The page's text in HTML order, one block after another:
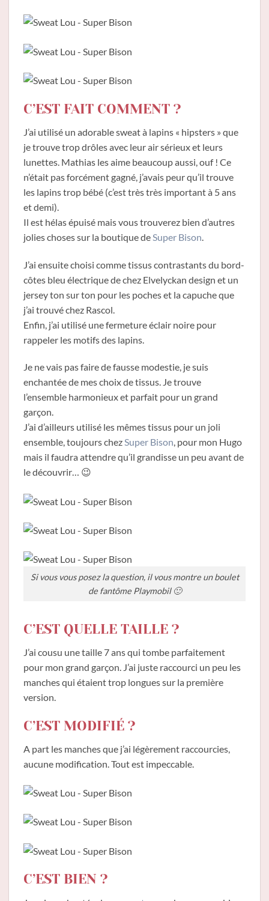
C’EST FAIT COMMENT ?
J’ai utilisé un adorable sweat à lapins « hipsters » que
je trouve trop drôles avec leur air sérieux et leurs
lunettes. Mathias les aime beaucoup aussi, ouf ! Ce
n’était pas forcément gagné, j’avais peur qu’il trouve
les lapins trop bébé (c’est très très important à 5 ans
et demi).
Il est hélas épuisé mais vous trouverez bien d’autres
jolies choses sur la boutique de Super Bison
J’ai ensuite choisi comme tissus contrastants du bord-
côtes bleu électrique de chez Elvelyckan design et un
jersey ton sur ton pour les poches et la capuche que
j’ai trouvé chez Rascol.
Enfin, j’ai utilisé une fermeture éclair noire pour
rappeler les motifs des lapins.
Je ne vais pas faire de fausse modestie, je suis
enchantée de mes choix de tissus. Je trouve
l’ensemble harmonieux et parfait pour un grand
garçon.
J’ai d’ailleurs utilisé les mêmes tissus pour un joli
ensemble, toujours chezSuper Bison, pour mon Hugo
mais il faudra attendre qu’il grandisse un peu avant de
le découvrir… 😉
Si vous vous posez la question, il vous montre un boulet
de fantôme Playmobil 🙂
C’EST QUELLE TAILLE ?
J’ai cousu une taille 7 ans qui tombe parfaitement
pour mon grand garçon. J’ai juste raccourci un peu les
manches qui étaient trop longues sur la première
version.
C’EST MODIFIÉ ?
A part les manches que j’ai légèrement raccourcies,
aucune modification. Tout est impeccable.
C’EST BIEN ?